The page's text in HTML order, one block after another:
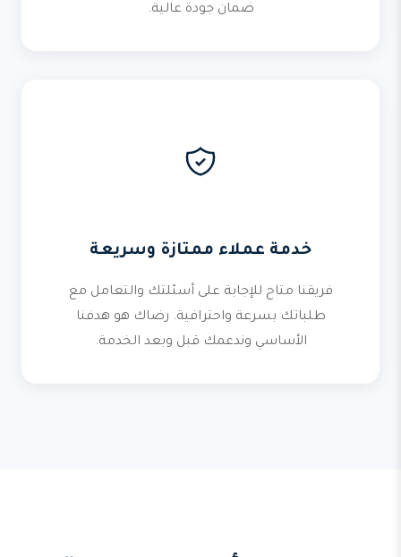
ضمان جودة عالية.
خدمة عملاء ممتازة وسريعة
فريقنا متاح للإجابة على أسئلتك والتعامل مع
طلباتك بسرعة واحترافية. رضاك هو هدفنا
الأساسي وندعمك قبل وبعد الخدمة.